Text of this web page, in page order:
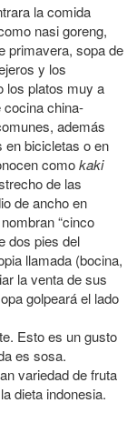
la comida
nasi goreng,
primavera, sopa de
y los
los platos muy a
cocina china-
además
bicicletas o en
comokaki
de las
de ancho en
“cinco
dos pies del
llamada (bocina,
la venta de sus
golpeará el lado
Esto es un gusto
es sosa.
variedad de fruta
dieta indonesia.